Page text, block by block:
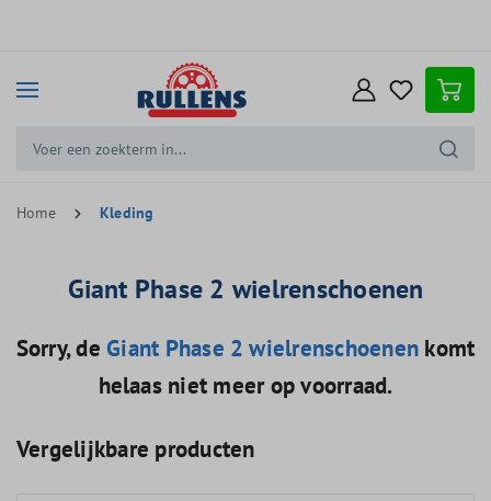
Home Kleding
Giant Phase 2 wielrenschoenen
Sorry, deGiant Phase 2 wielrenschoenen komt
helaas niet meer op voorraad.
Vergelijkbare producten